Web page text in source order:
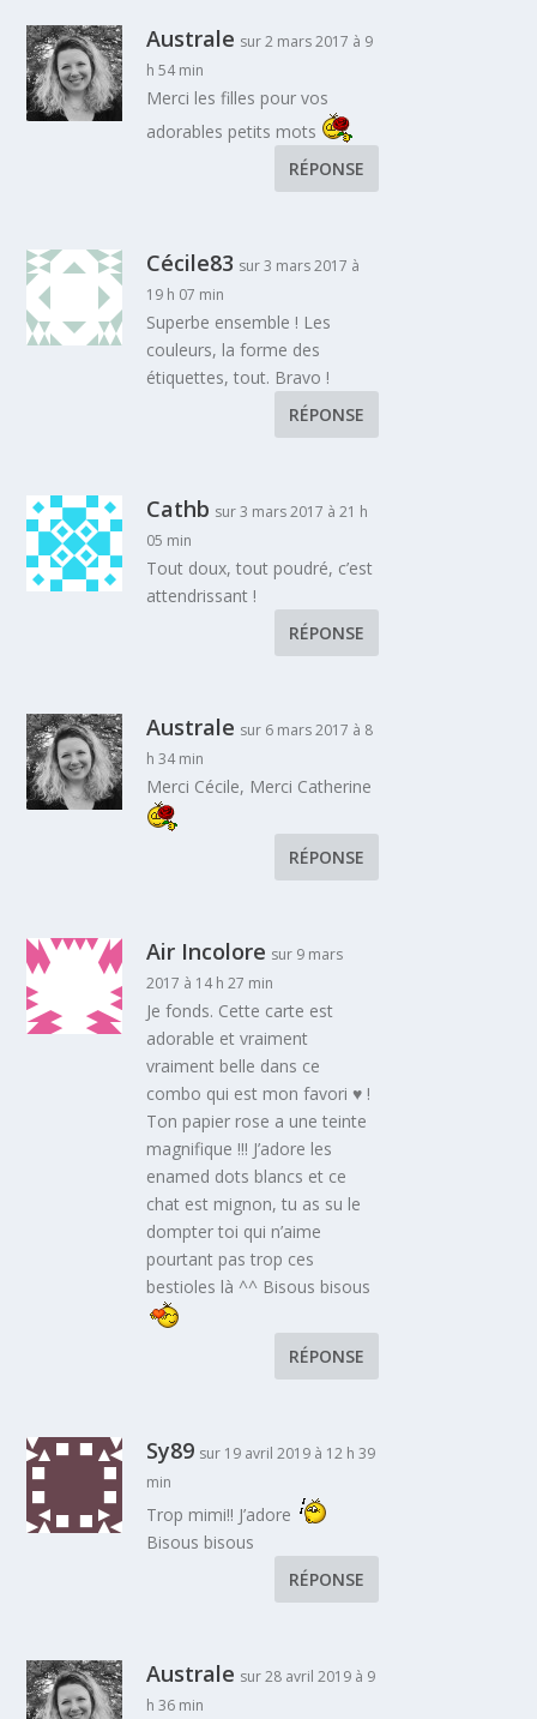
Australe sur 2 mars 2017 à 9
h 54 min
Merci les filles pour vos
adorables petits mots
RÉPONSE
Cécile83 sur 3 mars 2017 à
19 h 07 min
Superbe ensemble ! Les
couleurs, la forme des
étiquettes, tout. Bravo !
RÉPONSE
Cathb sur 3 mars 2017 à 21 h
05 min
Tout doux, tout poudré, c’est
attendrissant !
RÉPONSE
Australe sur 6 mars 2017 à 8
h 34 min
Merci Cécile, Merci Catherine
RÉPONSE
Air Incolore sur 9 mars
2017 à 14 h 27 min
Je fonds. Cette carte est
adorable et vraiment
vraiment belle dans ce
combo qui est mon favori ♥ !
Ton papier rose a une teinte
magnifique !!! J’adore les
enamed dots blancs et ce
chat est mignon, tu as su le
dompter toi qui n’aime
pourtant pas trop ces
bestioles là ^^ Bisous bisous
RÉPONSE
Sy89 sur 19 avril 2019 à 12 h 39
min
Trop mimi!! J’adore
Bisous bisous
RÉPONSE
Australe sur 28 avril 2019 à 9
h 36 min